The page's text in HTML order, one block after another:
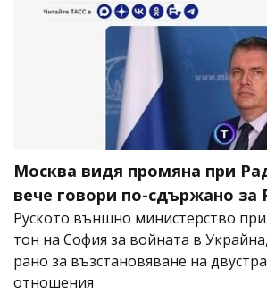
Москва видя промяна при
вече говори по-сдържано за
Руското външно министерство
тон на София за войната в
рано за възстановяване на
отношения